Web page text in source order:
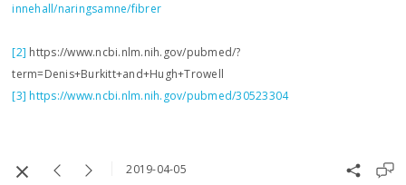
innehall/naringsamne/fibrer
[2] https://www.ncbi.nlm.nih.gov/pubmed/?
term=Denis+Burkitt+and+Hugh+Trowell
[3] https://www.ncbi.nlm.nih.gov/pubmed/30523304
2019-04-05